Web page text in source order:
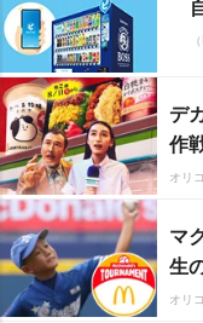
デ
作
オリ
マ
生
オリ